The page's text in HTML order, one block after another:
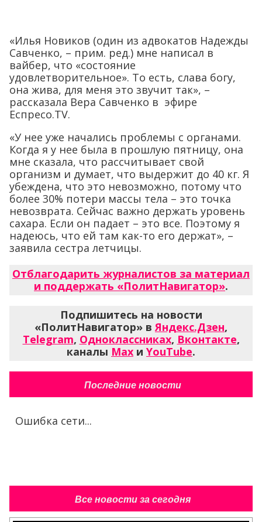
«Илья Новиков (один из адвокатов Надежды
Савченко, – прим. ред.) мне написал в
вайбер, что «состояние
удовлетворительное». То есть, слава богу,
она жива, для меня это звучит так», –
рассказала Вера Савченко в эфире
Еспресо.TV.
«У нее уже начались проблемы с органами.
Когда я у нее была в прошлую пятницу, она
мне сказала, что рассчитывает свой
организм и думает, что выдержит до 40 кг. Я
убеждена, что это невозможно, потому что
более 30% потери массы тела – это точка
невозврата. Сейчас важно держать уровень
сахара. Если он падает – это все. Поэтому я
надеюсь, что ей там как-то его держат», –
заявила сестра летчицы.
Отблагодарить журналистов за материал
и поддержать «ПолитНавигатор».
Подпишитесь на новости
«ПолитНавигатор» вЯндекс.Дзен,
Telegram, Одноклассниках, Вконтакте,
каналы Max и YouTube.
Последние новости
Ошибка сети...
Все новости за сегодня